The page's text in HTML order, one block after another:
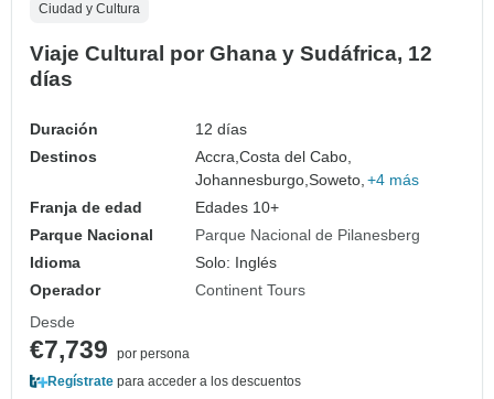
Ciudad y Cultura
Viaje Cultural por Ghana y Sudáfrica, 12
días
Duración
12 días
Destinos
Accra,Costa del Cabo,
Johannesburgo,Soweto, +4 más
Franja de edad
Edades 10+
Parque Nacional
Parque Nacional de Pilanesberg
Idioma
Solo: Inglés
Operador
Continent Tours
Desde
€7,739
por persona
Regístrate para acceder a los descuentos